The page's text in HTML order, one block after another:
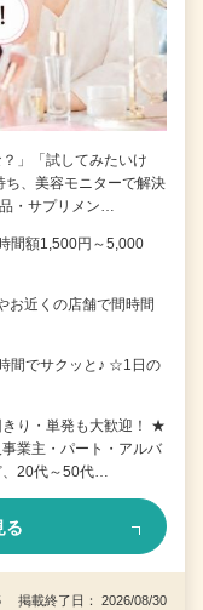
」「試してみたいけ
、美容モニターで解決
・サプリメン…
間額1,500円～5,000
近くの店舗で間時間
間でサクッと♪ ☆1日の
り・単発も大歓迎！ ★
業主・パート・アルバ
20代～50代…
る
掲載終了日： 2026/08/30